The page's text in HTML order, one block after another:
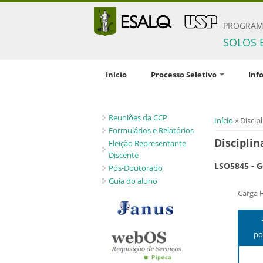
SOLOS
Início Processo Seletivo
Documentação solicitada
Condições gerais
Políticas de Ações Afirmativas
Candidatos estrangeiros
Inscrições recebidas
Você está
Início »
LSO5845 -
Carga
Reuniões da CCP
Formulários e Relatórios
Eleição Representante
Discente
Pós-Doutorado
Guia do aluno